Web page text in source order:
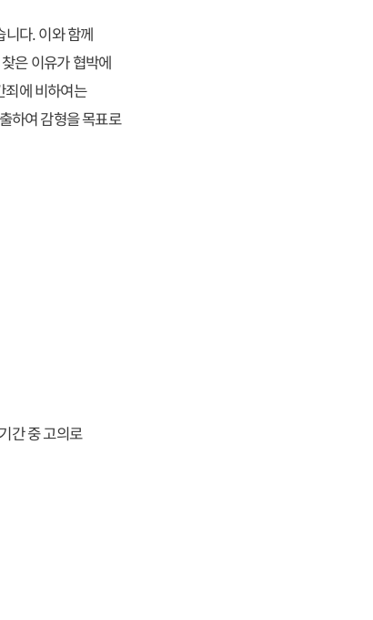
다. 이와 함께
은 이유가 협박에
죄에 비하여는
하여 감형을 목표로
간 중 고의로